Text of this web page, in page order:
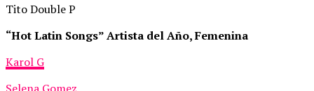
Tito Double P
“Hot Latin Songs” Artista del Año, Femenina
Karol G
Selena Gomez